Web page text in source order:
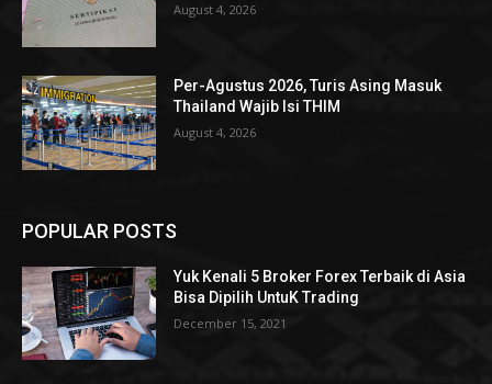
August 4, 2026
Per-Agustus 2026, Turis Asing Masuk
Thailand Wajib Isi THIM
August 4, 2026
POPULAR POSTS
Yuk Kenali 5 Broker Forex Terbaik di Asia
Bisa Dipilih UntuK Trading
December 15, 2021